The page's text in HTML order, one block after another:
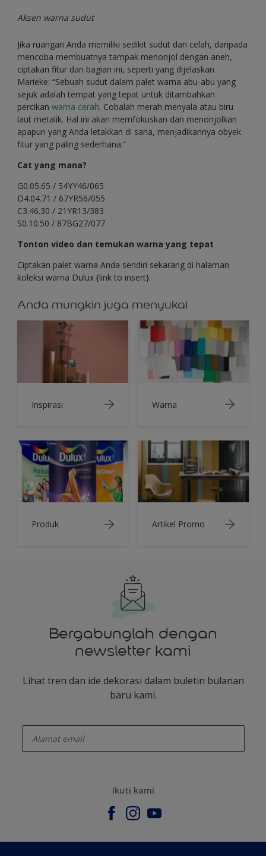
Aksen warna sudut
Jika ruangan Anda memiliki sedikit sudut dan celah, daripada
mencoba membuatnya tampak menonjol dengan aneh,
ciptakan fitur dari bagian ini, seperti yang dijelaskan
Marieke: “Sebuah sudut dalam palet warna abu-abu yang
sejuk adalah tempat yang tepat untuk ditambahkan
percikan warna cerah. Cobalah merah menyala atau biru
laut metalik. Hal ini akan memfokuskan dan menonjolkan
apapun yang Anda letakkan di sana, menjadikannya obyek
fitur yang paling sederhana.“
Cat yang mana?
G0.05.65 / 54YY46/065
D4.04.71 / 67YR56/055
C3.46.30 / 21YR13/383
S0.10.50 / 87BG27/077
Tonton video dan temukan warna yang tepat
Ciptakan palet warna Anda sendiri sekarang di halaman
koleksi warna Dulux {link to insert}.
Anda mungkin juga menyukai
Inspirasi Warna
Produk Artikel Promo
Bergabunglah dengan
newsletter kami
Lihat tren dan ide dekorasi dalam buletin bulanan
baru kami.
Ikuti kami